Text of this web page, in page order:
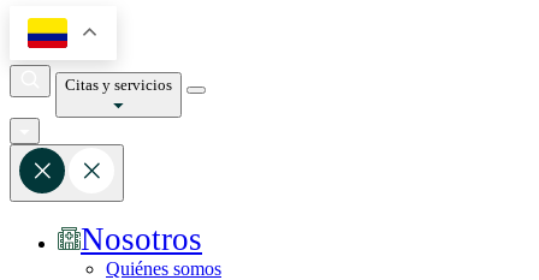
Citas y servicios
Nosotros
Quiénes somos